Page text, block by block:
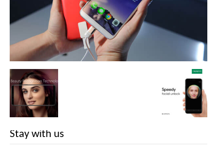
Stay with us